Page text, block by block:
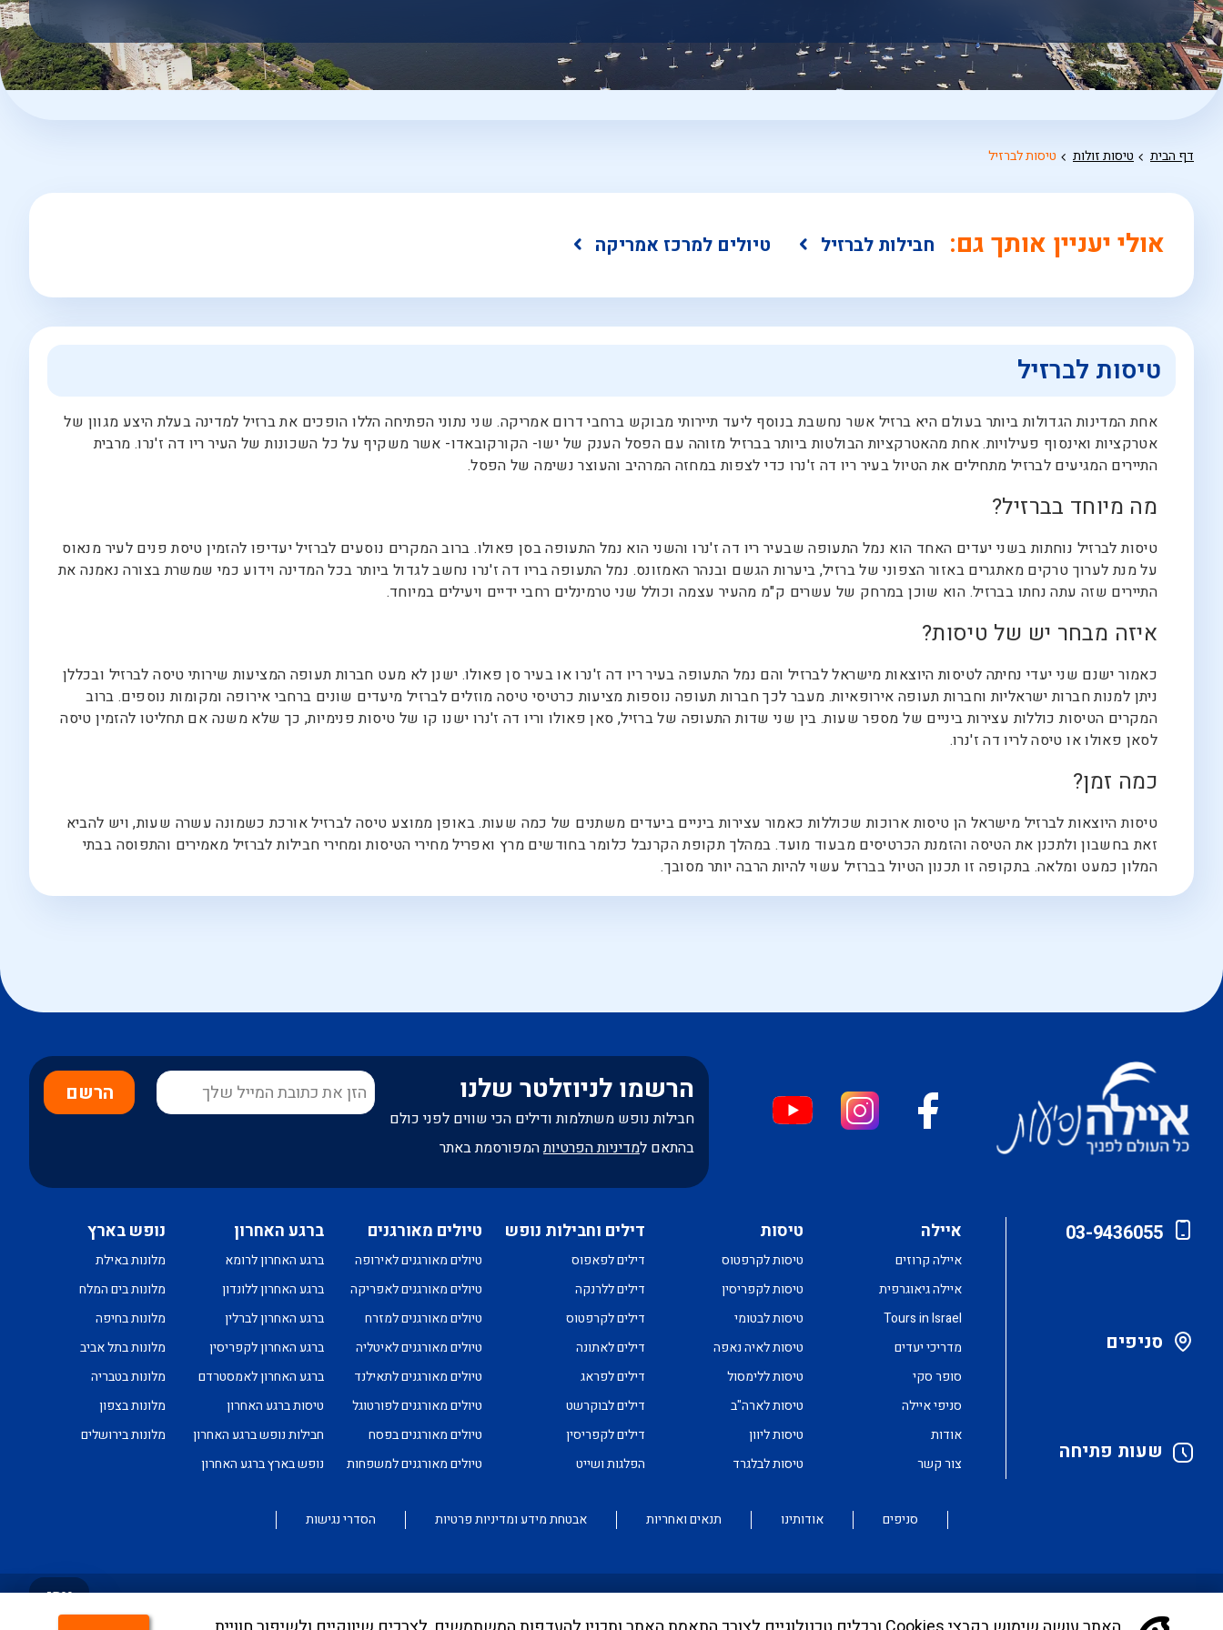
החיפוש
הנוספות
מוצגות
לפני
דף הבית טיסות זולות טיסות לברזיל
אולי יעניין אותך גם: חבילות לברזיל טיולים למרכז אמריקה
טיסות לברזיל
אחת המדינות הגדולות ביותר בעולם היא ברזיל אשר נחשבת בנוסף ליעד תיירותי מבוקש ברחבי דרום אמריקה. שני נתוני הפתיחה הללו הופכים את ברזיל למדינה בעלת היצע מגוון של
אטרקציות ואינסוף פעילויות. אחת מהאטרקציות הבולטות ביותר בברזיל מזוהה עם הפסל הענק של ישו- הקורקובאדו- אשר משקיף על כל השכונות של העיר ריו דה ז'נרו. מרבית
התיירים המגיעים לברזיל מתחילים את הטיול בעיר ריו דה ז'נרו כדי לצפות במחזה המרהיב והעוצר נשימה של הפסל.
מה מיוחד בברזיל?
טיסות לברזיל נוחתות בשני יעדים האחד הוא נמל התעופה שבעיר ריו דה ז'נרו והשני הוא נמל התעופה בסן פאולו. ברוב המקרים נוסעים לברזיל יעדיפו להזמין טיסת פנים לעיר מנאוס
על מנת לערוך טרקים מאתגרים באזור הצפוני של ברזיל, ביערות הגשם ובנהר האמזונס. נמל התעופה בריו דה ז'נרו נחשב לגדול ביותר בכל המדינה וידוע כמי שמשרת בצורה נאמנה את
התיירים שזה עתה נחתו בברזיל. הוא שוכן במרחק של עשרים ק"מ מהעיר עצמה וכולל שני טרמינלים רחבי ידיים ויעילים במיוחד.
איזה מבחר יש של טיסות?
כאמור ישנם שני יעדי נחיתה לטיסות היוצאות מישראל לברזיל והם נמל התעופה בעיר ריו דה ז'נרו או בעיר סן פאולו. ישנן לא מעט חברות תעופה המציעות שירותי טיסה לברזיל ובכללן
ניתן למנות חברות ישראליות וחברות תעופה אירופאיות. מעבר לכך חברות תעופה נוספות מציעות כרטיסי טיסה מוזלים לברזיל מיעדים שונים ברחבי אירופה ומקומות נוספים. ברוב
המקרים הטיסות כוללות עצירות ביניים של מספר שעות. בין שני שדות התעופה של ברזיל, סאן פאולו וריו דה ז'נרו ישנו קו של טיסות פנימיות, כך שלא משנה אם תחליטו להזמין טיסה
לסאן פאולו או טיסה לריו דה ז'נרו.
כמה זמן?
טיסות היוצאות לברזיל מישראל הן טיסות ארוכות שכוללות כאמור עצירות ביניים ביעדים משתנים של כמה שעות. באופן ממוצע טיסה לברזיל אורכת כשמונה עשרה שעות, ויש להביא
זאת בחשבון ולתכנן את הטיסה והזמנת הכרטיסים מבעוד מועד. במהלך תקופת הקרנבל כלומר בחודשים מרץ ואפריל מחירי הטיסות ומחירי חבילות לברזיל מאמירים והתפוסה בבתי
המלון כמעט ומלאה. בתקופה זו תכנון הטיול בברזיל עשוי להיות הרבה יותר מסובך.
הרשמו לניוזלטר שלנו
חבילות נופש משתלמות ודילים הכי שווים לפני כולם
בהתאם למדיניות הפרטיותהמפורסמת באתר
הרשם
03-9436055
סניפים
שעות פתיחה
איילה
איילה קרוזים
איילה גיאוגרפית
Tours in Israel
מדריכי יעדים
סופר סקי
סניפי איילה
אודות
צור קשר
טיסות
טיסות לקרפטוס
טיסות לקפריסין
טיסות לבטומי
טיסות לאיה נאפה
טיסות ללימסול
טיסות לארה"ב
טיסות ליוון
טיסות לבלגרד
דילים וחבילות נופש
דילים לפאפוס
דילים ללרנקה
דילים לקרפטוס
דילים לאתונה
דילים לפראג
דילים לבוקרשט
דילים לקפריסין
הפלגות ושייט
טיולים מאורגנים
טיולים מאורגנים לאירופה
טיולים מאורגנים לאפריקה
טיולים מאורגנים למזרח
טיולים מאורגנים לאיטליה
טיולים מאורגנים לתאילנד
טיולים מאורגנים לפורטוגל
טיולים מאורגנים בפסח
טיולים מאורגנים למשפחות
ברגע האחרון
ברגע האחרון לרומא
ברגע האחרון ללונדון
ברגע האחרון לברלין
ברגע האחרון לקפריסין
ברגע האחרון לאמסטרדם
טיסות ברגע האחרון
חבילות נופש ברגע האחרון
נופש בארץ ברגע האחרון
נופש בארץ
מלונות באילת
מלונות בים המלח
מלונות בחיפה
מלונות בתל אביב
מלונות בטבריה
מלונות בצפון
מלונות בירושלים
סניפים אודותינו תנאים ואחריות אבטחת מידע ומדיניות פרטיות הסדרי נגישות
צרו
קשר